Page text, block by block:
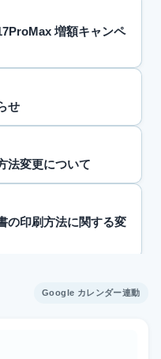
増額キャンペ
せ
法変更について
の印刷方法に関する変
携終了のお知らせ
Google カレンダー連動